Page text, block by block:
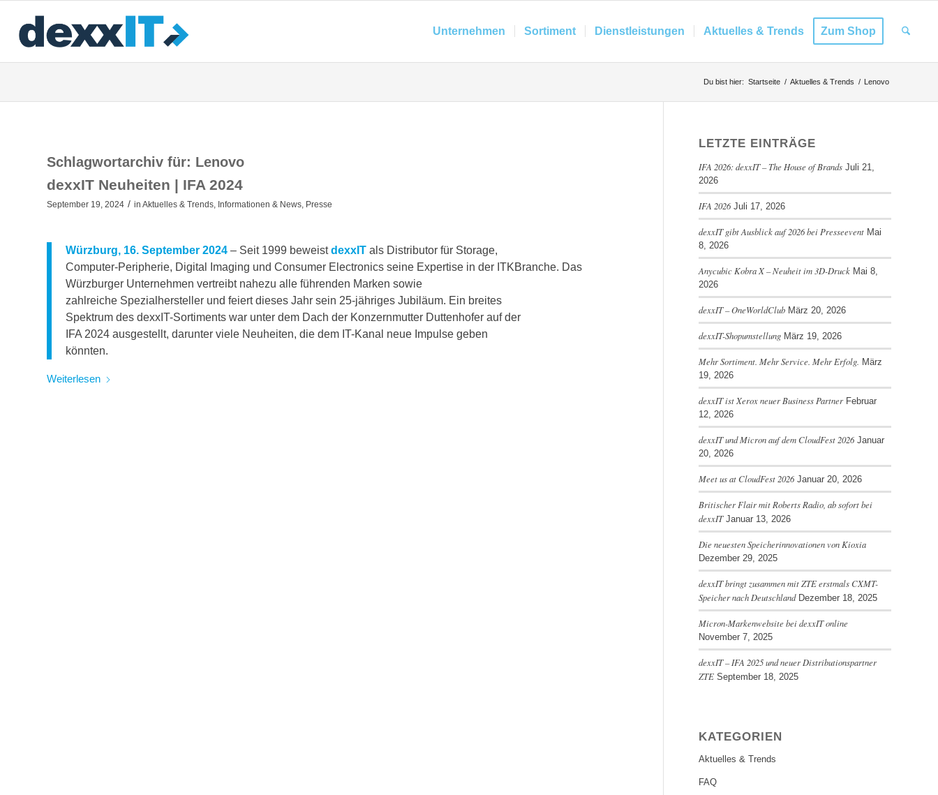
Unternehmen Sortiment Dienstleistungen Aktuelles & Trends Zum Shop
Du bist hier: Startseite / Aktuelles & Trends / Lenovo
Schlagwortarchiv für: Lenovo
dexxIT Neuheiten | IFA 2024
September 19, 2024 / in Aktuelles & Trends, Informationen & News, Presse
Würzburg, 16. September 2024 – Seit 1999 beweistdexxIT als Distributor für Storage,
Computer-Peripherie, Digital Imaging und Consumer Electronics seine Expertise in der ITKBranche. Das
Würzburger Unternehmen vertreibt nahezu alle führenden Marken sowie
zahlreiche Spezialhersteller und feiert dieses Jahr sein 25-jähriges Jubiläum. Ein breites
Spektrum des dexxIT-Sortiments war unter dem Dach der Konzernmutter Duttenhofer auf der
IFA 2024 ausgestellt, darunter viele Neuheiten, die dem IT-Kanal neue Impulse geben
könnten.
Weiterlesen
LETZTE EINTRÄGE
IFA 2026: dexxIT – The House of Brands Juli 21,
2026
IFA 2026 Juli 17, 2026
dexxIT gibt Ausblick auf 2026 bei Presseevent Mai
8, 2026
Anycubic Kobra X – Neuheit im 3D-Druck Mai 8,
2026
dexxIT – OneWorldClub März 20, 2026
dexxIT-Shopumstellung März 19, 2026
Mehr Sortiment. Mehr Service. Mehr Erfolg. März
19, 2026
dexxIT ist Xerox neuer Business Partner Februar
12, 2026
dexxIT und Micron auf dem CloudFest 2026 Januar
20, 2026
Meet us at CloudFest 2026 Januar 20, 2026
Britischer Flair mit Roberts Radio, ab sofort bei
dexxIT Januar 13, 2026
Die neuesten Speicherinnovationen von Kioxia
Dezember 29, 2025
dexxIT bringt zusammen mit ZTE erstmals CXMT-
Speicher nach Deutschland Dezember 18, 2025
Micron-Markenwebsite bei dexxIT online
November 7, 2025
dexxIT – IFA 2025 und neuer Distributionspartner
ZTE September 18, 2025
KATEGORIEN
Aktuelles & Trends
FAQ